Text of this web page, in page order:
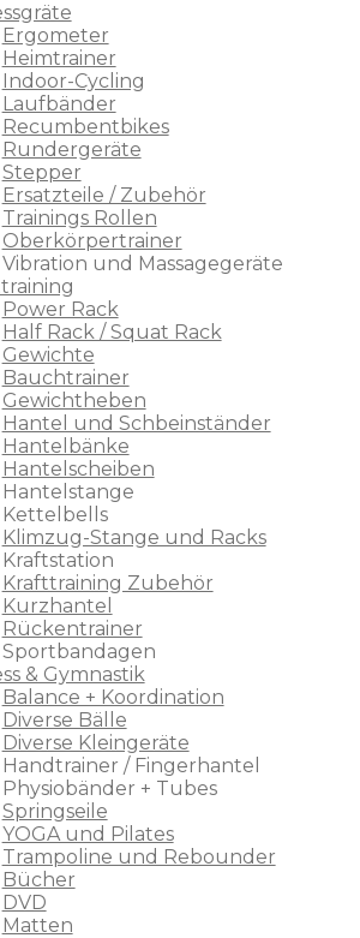
Ergometer
Heimtrainer
Indoor-Cycling
Laufbänder
Recumbentbikes
Rundergeräte
Stepper
Ersatzteile / Zubehör
Trainings Rollen
Oberkörpertrainer
Vibration und Massagegeräte
Power Rack
Half Rack / Squat Rack
Gewichte
Bauchtrainer
Gewichtheben
Hantel und Schbeinständer
Hantelbänke
Hantelscheiben
Hantelstange
Kettelbells
Klimzug-Stange und Racks
Kraftstation
Krafttraining Zubehör
Kurzhantel
Rückentrainer
Sportbandagen
& Gymnastik
Balance + Koordination
Diverse Bälle
Diverse Kleingeräte
Handtrainer / Fingerhantel
Physiobänder + Tubes
Springseile
YOGA und Pilates
Trampoline und Rebounder
Bücher
DVD
Matten